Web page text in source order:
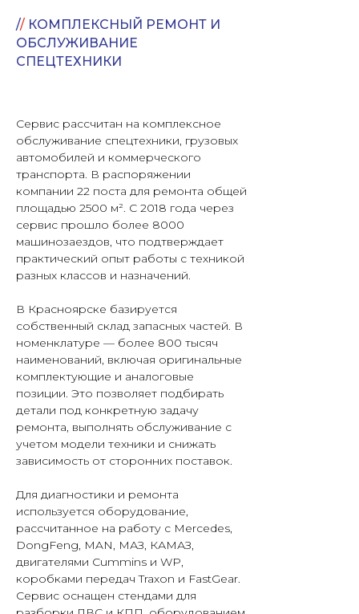
// КОМПЛЕКСНЫЙ РЕМОНТ И
ОБСЛУЖИВАНИЕ
СПЕЦТЕХНИКИ
Сервис рассчитан на комплексное
обслуживание спецтехники, грузовых
автомобилей и коммерческого
транспорта. В распоряжении
компании 22 поста для ремонта общей
площадью 2500 м². С 2018 года через
сервис прошло более 8000
машинозаездов, что подтверждает
практический опыт работы с техникой
разных классов и назначений.
В Красноярске базируется
собственный склад запасных частей. В
номенклатуре — более 800 тысяч
наименований, включая оригинальные
комплектующие и аналоговые
позиции. Это позволяет подбирать
детали под конкретную задачу
ремонта, выполнять обслуживание с
учетом модели техники и снижать
зависимость от сторонних поставок.
Для диагностики и ремонта
используется оборудование,
рассчитанное на работу с Mercedes,
DongFeng, MAN, МАЗ, КАМАЗ,
двигателями Cummins и WP,
коробками передач Traxon и FastGear.
Сервис оснащен стендами для